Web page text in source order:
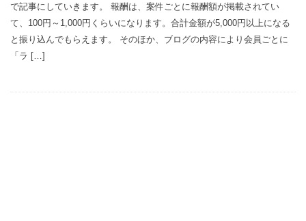
で記事にしていきます。 報酬は、案件ごとに報酬額が掲載されてい
て、100円～1,000円くらいになります。合計金額が5,000円以上になる
と振り込んでもらえます。 そのほか、ブログの内容により会員ごとに
「ラ […]